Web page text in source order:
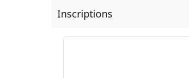
Inscriptions